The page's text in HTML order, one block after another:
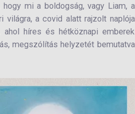
mi a boldogság, vagy Liam, a
világra, a covid alatt rajzolt naplója
híres és hétköznapi emberek
megszólítás helyzetét bemutatva